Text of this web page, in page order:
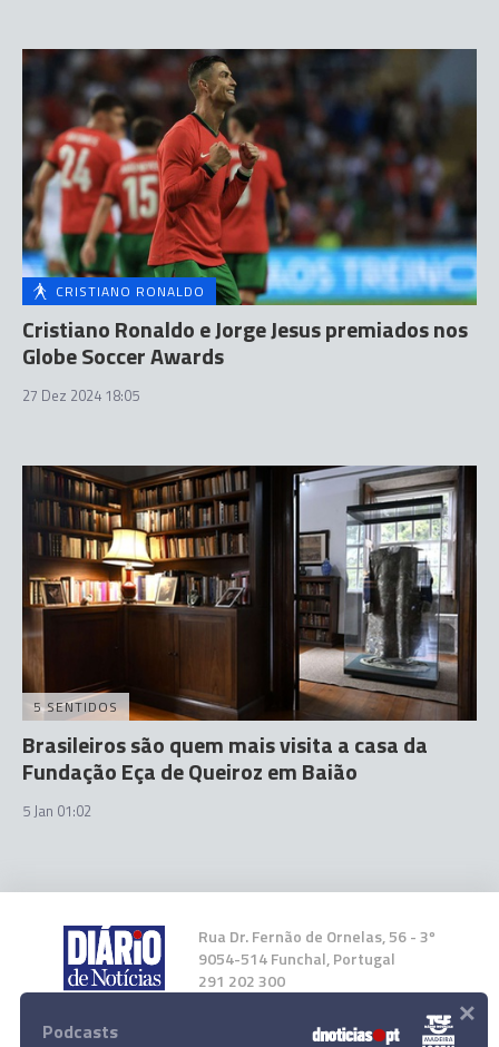
CRISTIANO RONALDO
Cristiano Ronaldo e Jorge Jesus premiados nos
Globe Soccer Awards
27 Dez 2024 18:05
5 SENTIDOS
Brasileiros são quem mais visita a casa da
Fundação Eça de Queiroz em Baião
5 Jan 01:02
Rua Dr. Fernão de Ornelas, 56 - 3º
9054-514 Funchal, Portugal
291 202 300
Instale a nossa App
Podcasts ×